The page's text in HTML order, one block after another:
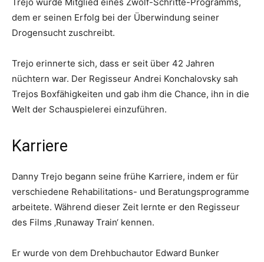
dem er seinen Erfolg bei der Überwindung seiner
Drogensucht zuschreibt.
Trejo erinnerte sich, dass er seit über 42 Jahren
nüchtern war. Der Regisseur Andrei Konchalovsky sah
Trejos Boxfähigkeiten und gab ihm die Chance, ihn in die
Welt der Schauspielerei einzuführen.
Karriere
Danny Trejo begann seine frühe Karriere, indem er für
verschiedene Rehabilitations- und Beratungsprogramme
arbeitete. Während dieser Zeit lernte er den Regisseur
des Films ‚Runaway Train‘ kennen.
Er wurde von dem Drehbuchautor Edward Bunker